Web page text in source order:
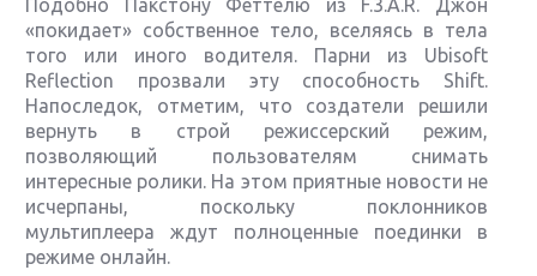
Подобно Пакстону Феттелю из F.3.A.R. Джон
«покидает» собственное тело, вселяясь в тела
того или иного водителя. Парни из Ubisoft
Reflection прозвали эту способность Shift.
Напоследок, отметим, что создатели решили
вернуть в строй режиссерский режим,
позволяющий пользователям снимать
интересные ролики. На этом приятные новости не
исчерпаны, поскольку поклонников
мультиплеера ждут полноценные поединки в
режиме онлайн.